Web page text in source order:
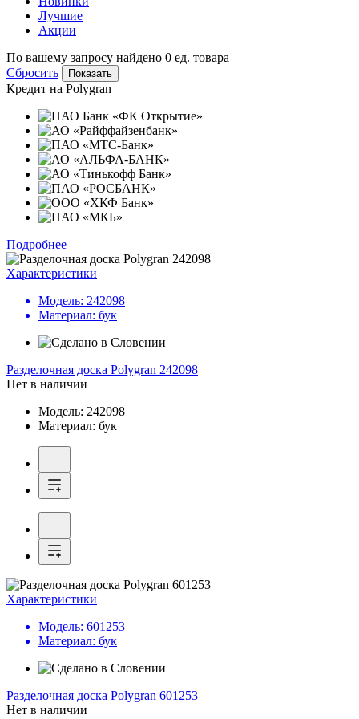
Лучшие
Акции
По вашему запросу найдено 0 ед. товара
Сбросить
Кредит на Polygran
Подробнее
Характеристики
Модель: 242098
Материал: бук
Разделочная доска Polygran 242098
Нет в наличии
Модель: 242098
Материал: бук
Характеристики
Модель: 601253
Материал: бук
Разделочная доска Polygran 601253
Нет в наличии